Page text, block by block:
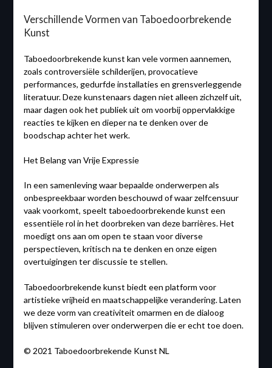
Verschillende Vormen van Taboedoorbrekende
Kunst
Taboedoorbrekende kunst kan vele vormen aannemen,
zoals controversiële schilderijen, provocatieve
performances, gedurfde installaties en grensverleggende
literatuur. Deze kunstenaars dagen niet alleen zichzelf uit,
maar dagen ook het publiek uit om voorbij oppervlakkige
reacties te kijken en dieper na te denken over de
boodschap achter het werk.
Het Belang van Vrije Expressie
In een samenleving waar bepaalde onderwerpen als
onbespreekbaar worden beschouwd of waar zelfcensuur
vaak voorkomt, speelt taboedoorbrekende kunst een
essentiële rol in het doorbreken van deze barrières. Het
moedigt ons aan om open te staan voor diverse
perspectieven, kritisch na te denken en onze eigen
overtuigingen ter discussie te stellen.
Taboedoorbrekende kunst biedt een platform voor
artistieke vrijheid en maatschappelijke verandering. Laten
we deze vorm van creativiteit omarmen en de dialoog
blijven stimuleren over onderwerpen die er echt toe doen.
© 2021 Taboedoorbrekende Kunst NL